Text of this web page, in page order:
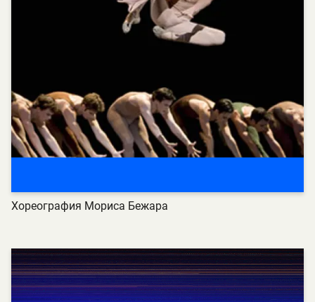
Хореография Мориса Бежара